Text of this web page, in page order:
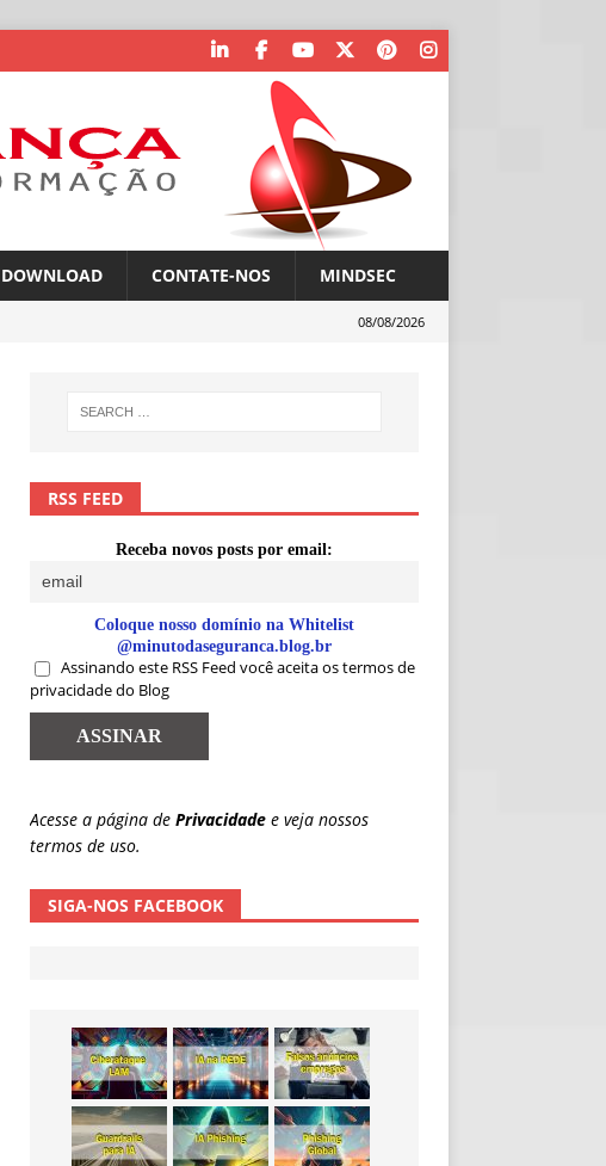
DOWNLOAD CONTATE-NOS MINDSEC
08/08/2026
RSS FEED
Receba novos posts por email:
Coloque nosso domínio na Whitelist
@minutodaseguranca.blog.br
Assinando este RSS Feed você aceita os termos de
privacidade do Blog
Acesse a página de Privacidade e veja nossos
termos de uso.
SIGA-NOS FACEBOOK